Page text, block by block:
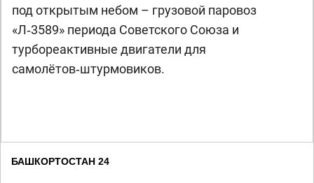
под открытым небом – грузовой паровоз
«Л‑3589» периода Советского Союза и
турбореактивные двигатели для
самолётов‑штурмовиков.
БАШКОРТОСТАН 24